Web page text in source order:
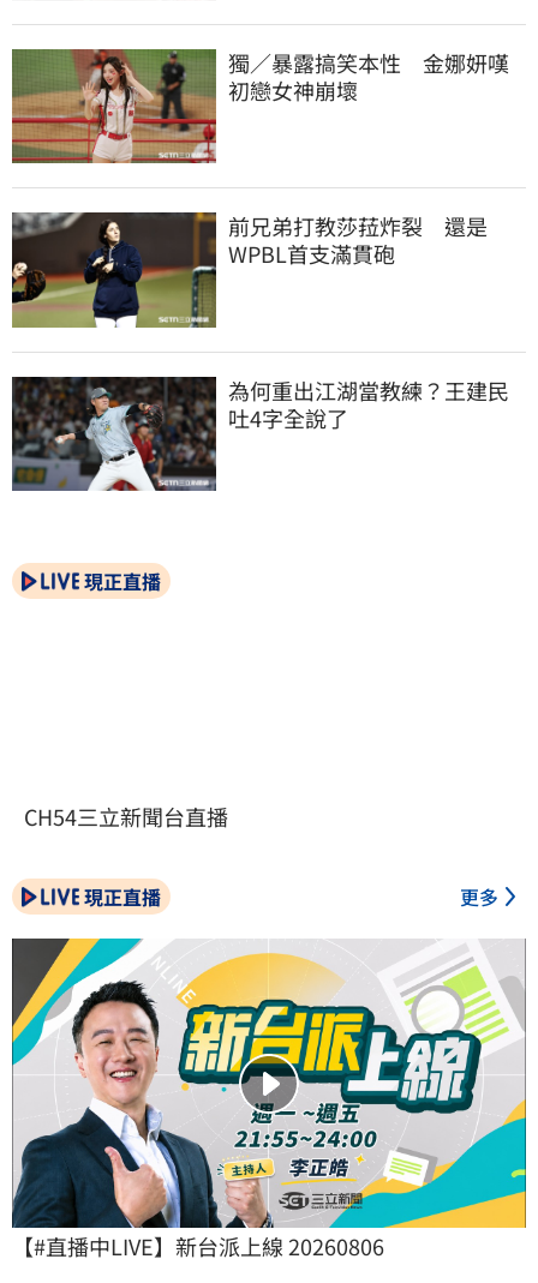
獨／暴露搞笑本性　金娜妍嘆
初戀女神崩壞
前兄弟打教莎菈炸裂　還是
WPBL首支滿貫砲
為何重出江湖當教練？王建民
吐4字全說了
現正直播
CH54三立新聞台直播
現正直播 更多
【#直播中LIVE】新台派上線 20260806